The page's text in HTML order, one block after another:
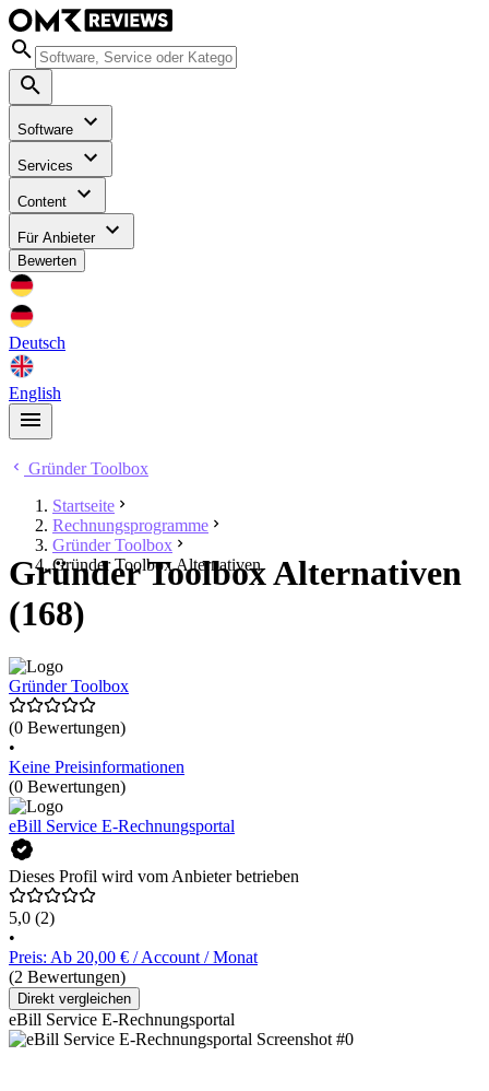
Software
Services
Content
Für Anbieter
Bewerten
Deutsch
English
Gründer Toolbox
Startseite
Rechnungsprogramme
Gründer Toolbox
Gründer Toolbox Alternativen
Gründer Toolbox Alternativen
(168)
Gründer Toolbox
(0 Bewertungen)
•
Keine Preisinformationen
(0 Bewertungen)
eBill Service E-Rechnungsportal
Dieses Profil wird vom Anbieter betrieben
5,0 (2)
•
Preis: Ab 20,00 € / Account / Monat
(2 Bewertungen)
Direkt vergleichen
eBill Service E-Rechnungsportal